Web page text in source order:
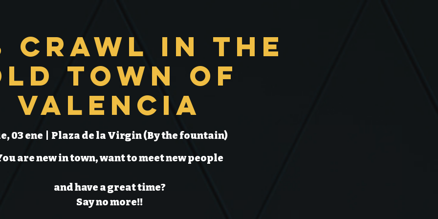
Crawl in the
Town of
Valencia
03 ene
  |
Plaza de la Virgin (By the fountain)
are new in town, want to meet new people
and have a great time?
Say no more!!